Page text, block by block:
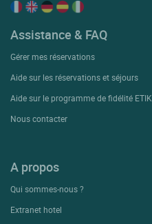
Assistance & FAQ
Gérer mes réservations
Aide sur les réservations et séjours
Aide sur le programme de fidélité ETIK
Nous contacter
A propos
Qui sommes-nous ?
Extranet hotel